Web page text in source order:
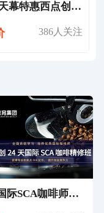
银河天幕特惠西点创业培训班
386人关注
王森国际SCA咖啡师考证培训课程